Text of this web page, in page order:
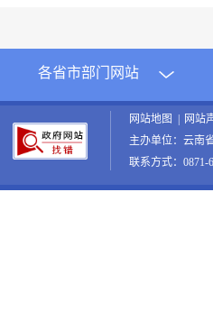
各省市部门网站
网站地图 | 网站
主办单位：云南
联系方式：0871-